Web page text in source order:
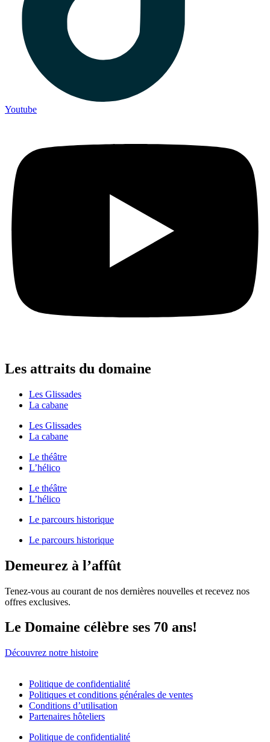
Youtube
Les attraits du domaine
Les Glissades
La cabane
Les Glissades
La cabane
Le théâtre
L’hélico
Le théâtre
L’hélico
Le parcours historique
Le parcours historique
Demeurez à l’affût
Tenez-vous au courant de nos dernières nouvelles et recevez nos
offres exclusives.
Le Domaine célèbre ses 70 ans!
Découvrez notre histoire
Politique de confidentialité
Politiques et conditions générales de ventes
Conditions d’utilisation
Partenaires hôteliers
Politique de confidentialité